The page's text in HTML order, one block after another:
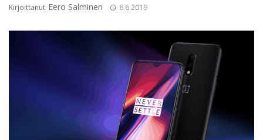
Kirjoittanut Eero Salminen 6.6.2019